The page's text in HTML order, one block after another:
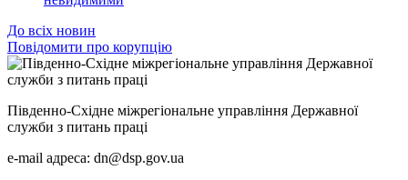
До всіх новин
Повідомити про корупцію
Південно-Східне міжрегіональне управління Державної
служби з питань праці
e-mail адреса: dn@dsp.gov.ua